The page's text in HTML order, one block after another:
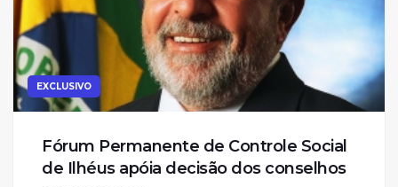
EXCLUSIVO
Fórum Permanente de Controle Social
de Ilhéus apóia decisão dos conselhos